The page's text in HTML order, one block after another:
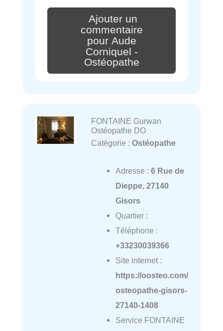
Ajouter un
commentaire
pour Aude
Corniquel -
Ostéopathe
FONTAINE Gurwan
Ostéopathe DO
Catégorie : Ostéopathe
Adresse : 6 Rue de
Dieppe, 27140
Gisors
Quartier :
Téléphone :
+33230039366
Site internet :
https://oosteo.com/
osteopathe-gisors-
27140-1408
Service FONTAINE